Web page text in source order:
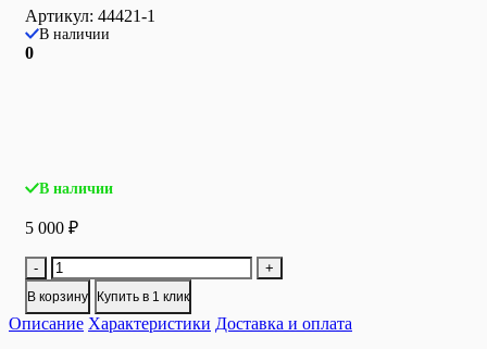
Артикул: 44421-1
В наличии
0
В наличии
5 000 ₽
-
Количество
товара
Денежный
ящик
+
В корзину Купить в 1 клик
Описание Характеристики Доставка и оплата